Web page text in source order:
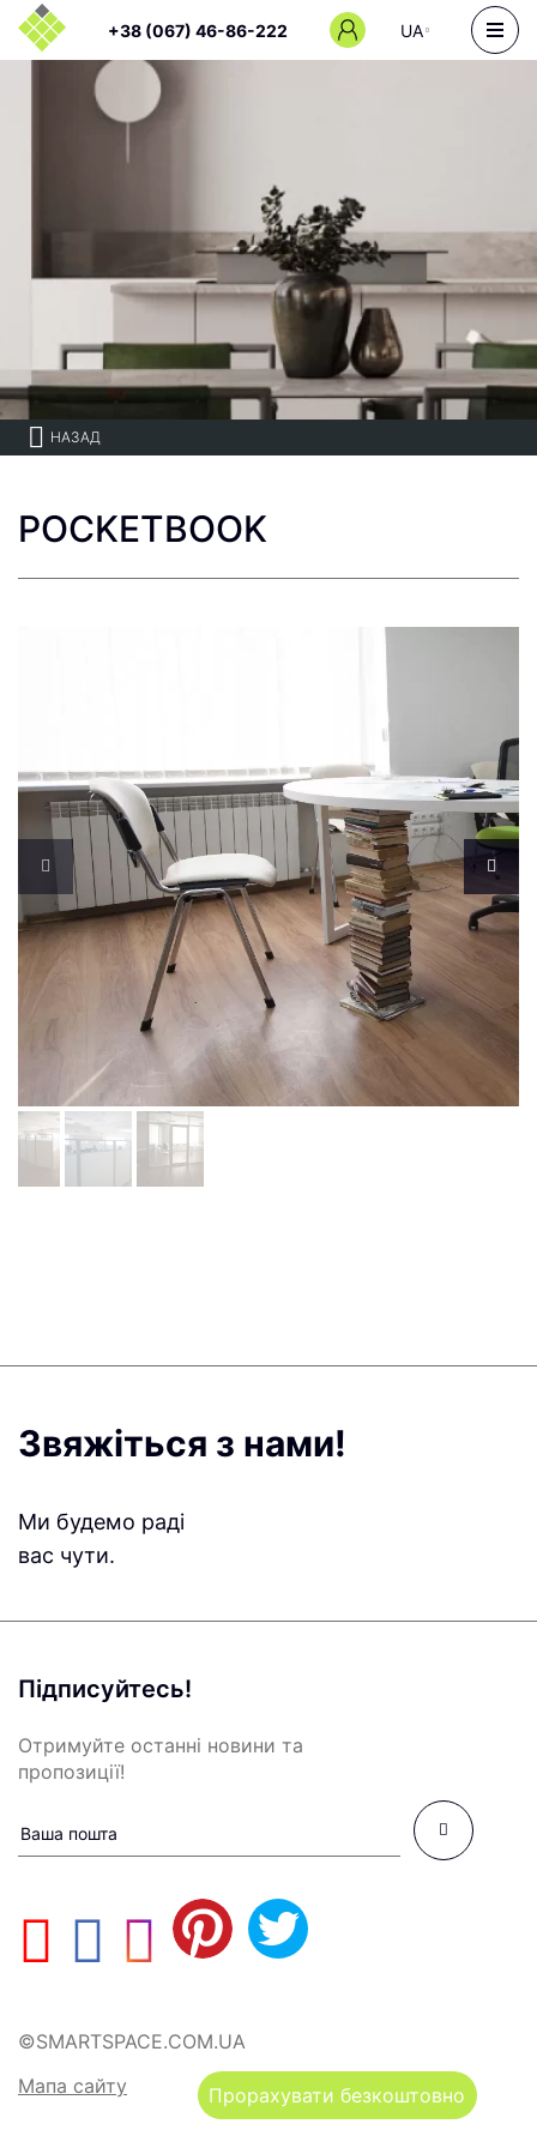
+38 (067) 46-86-222 UA
НАЗАД
POCKETBOOK
Прорахувати безкоштовно
Звяжіться з нами!
Ми будемо раді
вас чути.
Підписуйтесь!
Отримуйте останні новини та
пропозиції!
©SMARTSPACE.COM.UA
Мапа сайту